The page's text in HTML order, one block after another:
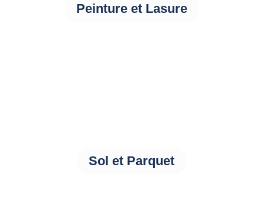
Peinture et Lasure
Sol et Parquet